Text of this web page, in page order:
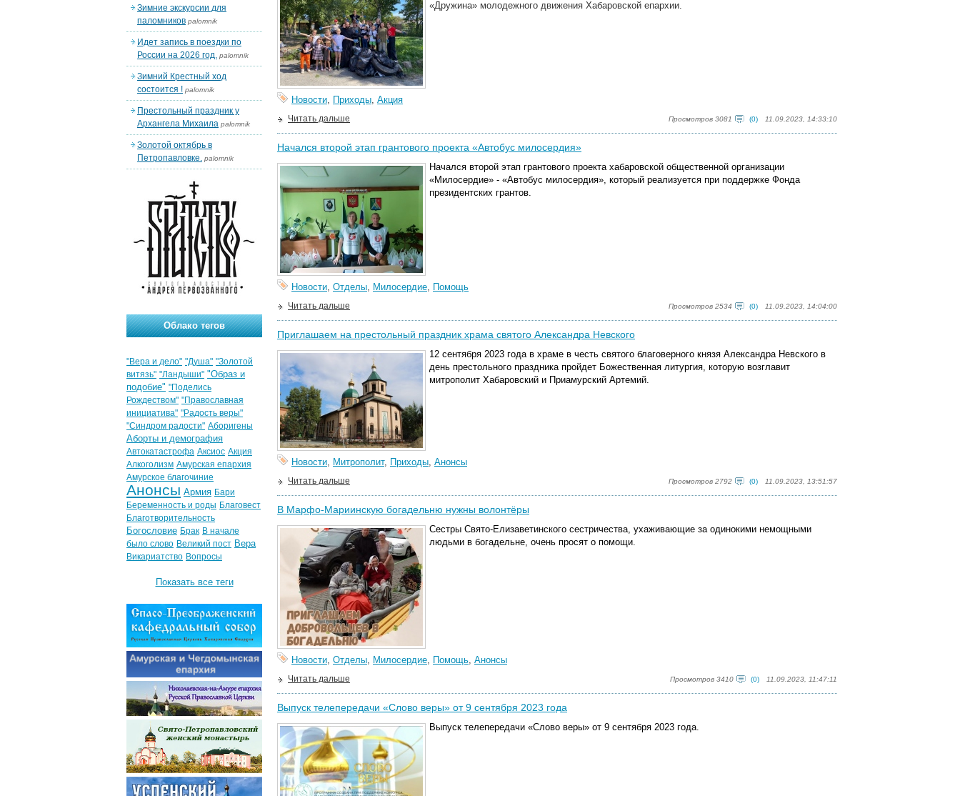
«Дружина» молодежного движения Хабаровской епархии.
Новости, Приходы, Акция
Просмотров 3081 (0) 11.09.2023, 14:33:10
Читать дальше
Начался второй этап грантового проекта «Автобус милосердия»
Начался второй этап грантового проекта хабаровской общественной организации
«Милосердие» - «Автобус милосердия», который реализуется при поддержке Фонда
президентских грантов.
Новости, Отделы, Милосердие, Помощь
Просмотров 2534 (0) 11.09.2023, 14:04:00
Читать дальше
Приглашаем на престольный праздник храма святого Александра Невского
12 сентября 2023 года в храме в честь святого благоверного князя Александра Невского в
день престольного праздника пройдет Божественная литургия, которую возглавит
митрополит Хабаровский и Приамурский Артемий.
Новости, Митрополит, Приходы, Анонсы
Просмотров 2792 (0) 11.09.2023, 13:51:57
Читать дальше
В Марфо-Мариинскую богадельню нужны волонтёры
Сестры Свято-Елизаветинского сестричества, ухаживающие за одинокими немощными
людьми в богадельне, очень просят о помощи.
Новости, Отделы, Милосердие, Помощь, Анонсы
Просмотров 3410 (0) 11.09.2023, 11:47:11
Читать дальше
Выпуск телепередачи «Слово веры» от 9 сентября 2023 года
Выпуск телепередачи «Слово веры» от 9 сентября 2023 года.
Зимние экскурсии для
паломников palomnik
Идет запись в поездки по
России на 2026 год. palomnik
Зимний Крестный ход
состоится ! palomnik
Престольный праздник у
Архангела Михаила palomnik
Золотой октябрь в
Петропавловке. palomnik
Облако тегов
"Вера и дело" "Душа" "Золотой
витязь" "Ландыши" "Образ и
подобие" "Поделись
Рождеством" "Православная
инициатива" "Радость веры"
"Синдром радости" Аборигены
Аборты и демография
Автокатастрофа Аксиос Акция
Алкоголизм Амурская епархия
Амурское благочиние
Анонсы Армия Бари
Беременность и роды Благовест
Благотворительность
Богословие Брак В начале
было слово Великий пост Вера
Викариатство Вопросы
Показать все теги